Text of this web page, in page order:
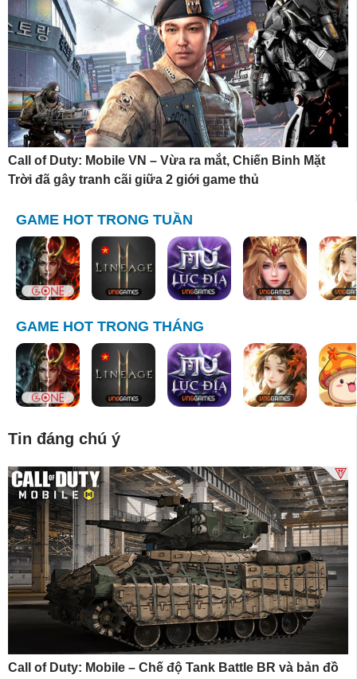
Call of Duty: Mobile VN – Vừa ra mắt, Chiến Binh Mặt
Trời đã gây tranh cãi giữa 2 giới game thủ
GAME HOT TRONG TUẦN
GAME HOT TRONG THÁNG
Tin đáng chú ý
Call of Duty: Mobile – Chế độ Tank Battle BR và bản đồ